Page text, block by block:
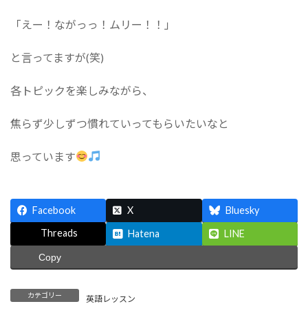
「えー！ながっっ！ムリー！！」
と言ってますが(笑)
各トピックを楽しみながら、
焦らず少しずつ慣れていってもらいたいなと
思っています
Facebook X
Bluesky
Threads
Hatena LINE
Copy
カテゴリー 英語レッスン